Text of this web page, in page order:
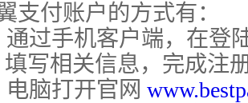
支付账户的方式有：
通过手机客户端，在登
填写相关信息，完成注
电脑打开官网